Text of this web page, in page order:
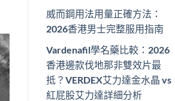
威而鋼用法用量正確方法：
2026香港男士完整服用指南
Vardenafil學名藥比較：2026
香港邊款伐地那非雙效片最
抵？VERDEX艾力達金水晶 vs
紅屁股艾力達詳細分析